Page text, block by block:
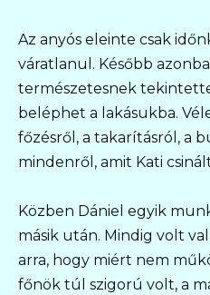
Az anyós eleinte csak
váratlanul. Később
természetesnek
beléphet a lakásukba.
főzésről, a takarításról, a
mindenről, amit Kati
Közben Dániel egyik
másik után. Mindig volt
arra, hogy miért nem
főnök túl szigorú volt, a